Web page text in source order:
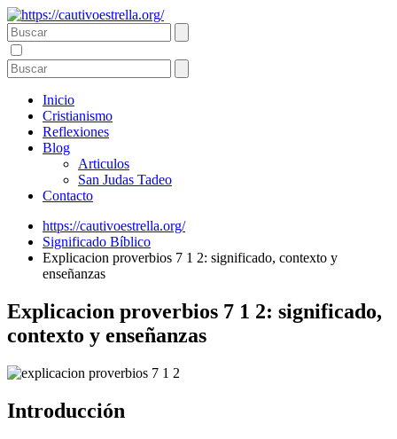
Inicio
Cristianismo
Reflexiones
Blog
Articulos
San Judas Tadeo
Contacto
https://cautivoestrella.org/
Significado Bíblico
Explicacion proverbios 7 1 2: significado, contexto y
enseñanzas
Explicacion proverbios 7 1 2: significado,
contexto y enseñanzas
Introducción